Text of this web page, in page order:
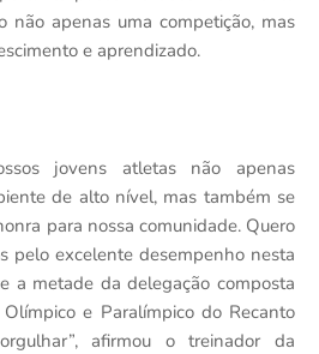
não apenas uma competição, mas
e aprendizado.
jovens atletas não apenas
de alto nível, mas também se
para nossa comunidade. Quero
pelo excelente desempenho nesta
a metade da delegação composta
e Paralímpico do Recanto
afirmou o treinador da